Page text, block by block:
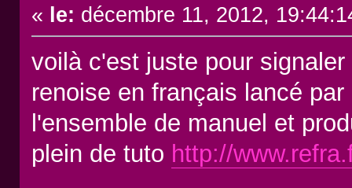
« le: décembre 11, 2012,
voilà c'est juste pour
renoise en français lancé
l'ensemble de manuel et
plein de tuto http://